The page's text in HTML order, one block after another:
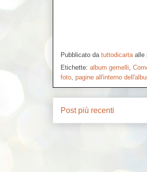
Pubblicato da tuttodicarta alle
Etichette: album gemelli,
foto, pagine all'interno
Post più recenti